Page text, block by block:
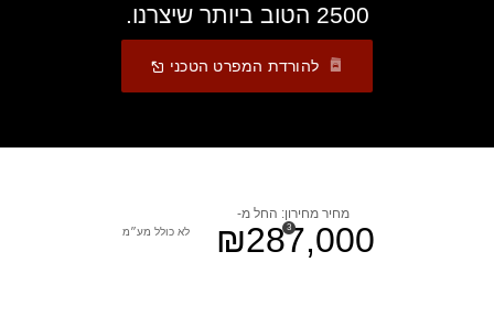
2500 הטוב ביותר שיצרנו.
להורדת המפרט הטכני Open
מחיר מחירון: החל מ-
₪287,000
(
Disclosure
3
) לא כולל מע״מ